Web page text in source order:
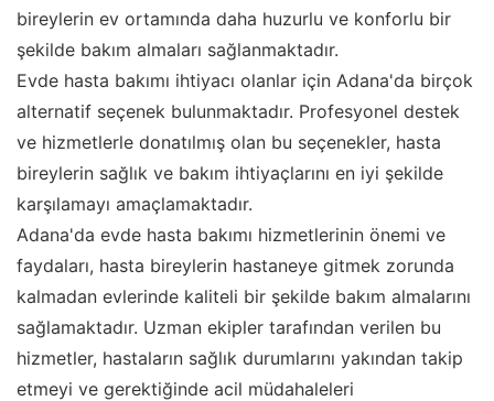
bireylerin ev ortamında daha huzurlu ve konforlu bir
şekilde bakım almaları sağlanmaktadır.
Evde hasta bakımı ihtiyacı olanlar için Adana'da birçok
alternatif seçenek bulunmaktadır. Profesyonel destek
ve hizmetlerle donatılmış olan bu seçenekler, hasta
bireylerin sağlık ve bakım ihtiyaçlarını en iyi şekilde
karşılamayı amaçlamaktadır.
Adana'da evde hasta bakımı hizmetlerinin önemi ve
faydaları, hasta bireylerin hastaneye gitmek zorunda
kalmadan evlerinde kaliteli bir şekilde bakım almalarını
sağlamaktadır. Uzman ekipler tarafından verilen bu
hizmetler, hastaların sağlık durumlarını yakından takip
etmeyi ve gerektiğinde acil müdahaleleri